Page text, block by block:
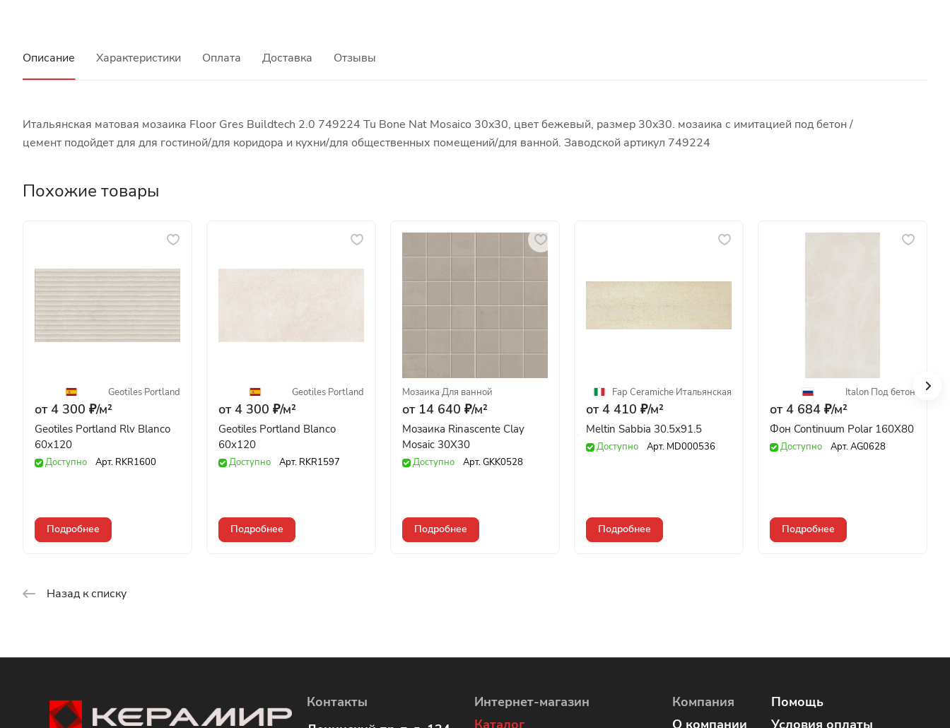
Описание Характеристики Оплата Доставка Отзывы
Итальянская матовая мозаика Floor Gres Buildtech 2.0 749224 Tu Bone Nat Mosaico 30x30, цвет бежевый, размер 30x30. мозаика с имитацией под бетон /
цемент подойдет для для гостиной/для коридора и кухни/для общественных помещений/для ванной. Заводской артикул 749224
Похожие товары
Geotiles·Portland
от 4 300 ₽/м²
Geotiles Portland Rlv Blanco
60x120
Доступно Арт. RKR1600
Подробнее
Geotiles·Portland
от 4 300 ₽/м²
Geotiles Portland Blanco
60x120
Доступно Арт. RKR1597
Подробнее
Мозаика·Для ванной
от 14 640 ₽/м²
Мозаика Rinascente Clay
Mosaic 30X30
Доступно Арт.GKK0528
Подробнее
Fap Ceramiche·Итальянская
от 4 410 ₽/м²
Meltin Sabbia 30.5x91.5
Доступно Арт. MD000536
Подробнее
Italon·Под бетон
от 4 684 ₽/м²
Фон Continuum Polar 160X80
Доступно Арт.AG0628
Подробнее
Назад к списку
Контакты
Интернет-магазин
Каталог
Компания
О компании
Помощь
Условия оплаты